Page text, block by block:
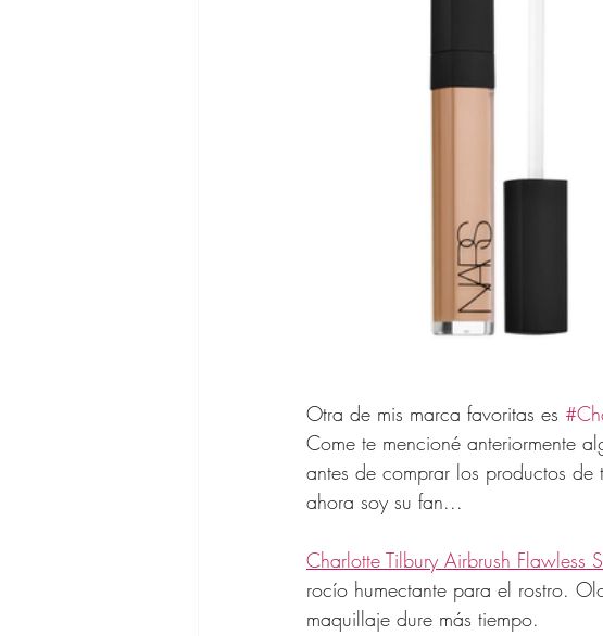
Otra de mis marca favoritas es
Come te mencioné anteriormente
antes de comprar los productos
ahora soy su fan...
Charlotte Tilbury Airbrush Flawless
rocío humectante para el rostro.
maquillaje dure más tiempo.